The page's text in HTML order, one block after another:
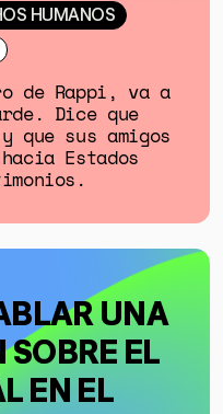
HUMANOS
de Rappi, va a
Dice que
sus amigos
Estados
UNA
EL
EN EL